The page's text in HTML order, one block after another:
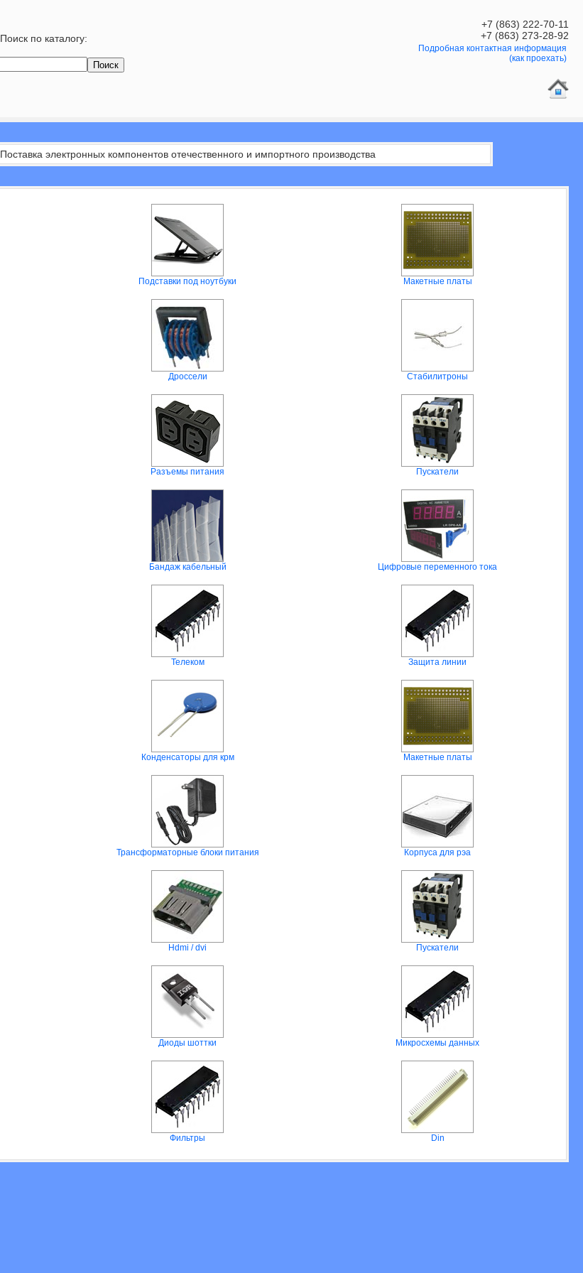
Поиск по каталогу:
+7 (863) 222-70-11
+7 (863) 273-28-92
Подробная контактная информация
(как проехать)
Поставка электронных компонентов отечественного и импортного производства
Подставки под ноутбуки Макетные платы
Дроссели Стабилитроны
Разъемы питания Пускатели
Бандаж кабельный Цифровые переменного тока
Телеком Защита линии
Конденсаторы для крм Макетные платы
Трансформаторные блоки питания Корпуса для рэа
Hdmi / dvi Пускатели
Диоды шоттки Микросхемы данных
Фильтры Din